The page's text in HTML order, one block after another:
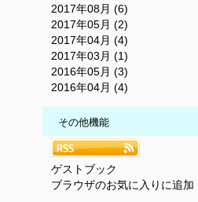
2017年08月 (6)
2017年05月 (2)
2017年04月 (4)
2017年03月 (1)
2016年05月 (3)
2016年04月 (4)
その他機能
ゲストブック
ブラウザのお気に入りに追加